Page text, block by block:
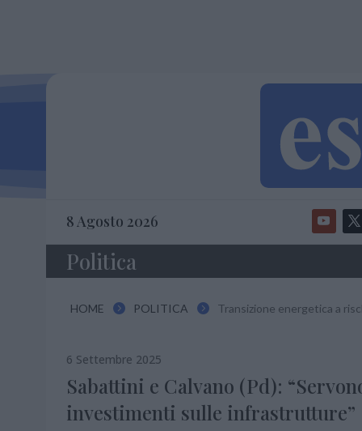
8 Agosto 2026
Politica
HOME  POLITICA  Transizione energetica a
6 Settembre 2025
Sabattini e Calvano (Pd):
investimenti sulle infrastrutture”